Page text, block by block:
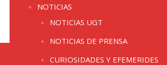
NOTICIAS
NOTICIAS UGT
NOTICIAS DE PRENSA
CURIOSIDADES Y EFEMERIDES